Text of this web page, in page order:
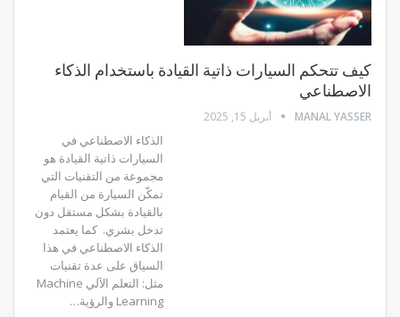
كيف تتحكم السيارات ذاتية القيادة باستخدام الذكاء
الاصطناعي
MANAL YASSER أبريل 15, 2025
الذكاء الاصطناعي في
السيارات ذاتية القيادة هو
مجموعة من التقنيات التي
تمكّن السيارة من القيام
بالقيادة بشكل مستقل دون
تدخل بشري. كما يعتمد
الذكاء الاصطناعي في هذا
السياق على عدة تقنيات
مثل: التعلم الآلي Machine
Learning والرؤية
…